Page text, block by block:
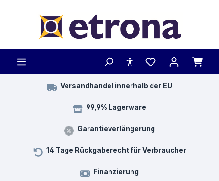
Versandhandel innerhalb der EU
99,9% Lagerware
Garantieverlängerung
14 Tage Rückgaberecht für Verbraucher
Finanzierung